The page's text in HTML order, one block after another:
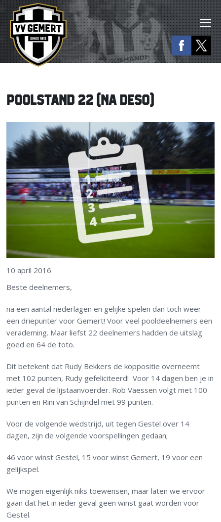
POOLSTAND 22 (NA DESO)
10 april 2016
Beste deelnemers,
na een aantal nederlagen en gelijke spelen dan toch weer
een driepunter voor Gemert! Voor veel pooldeelnemers een
verademing. Maar liefst 22 deelnemers hadden de uitslag
goed en 64 de toto.
Dit betekent dat Rudy Bekkers de koppositie overneemt
met 102 punten, Rudy gefeliciteerd! Voor 14 dagen ben je in
ieder geval de lijstaanvoerder. Rob Vaessen volgt met 100
punten en Rini van Schijndel met 99 punten.
Voor de volgende wedstrijd, uit tegen Gestel over 14
dagen, zijn de volgende voorspellingen gedaan;
46 voor winst Gestel, 15 voor winst Gemert, 19 voor een
gelijkspel.
We mogen eigenlijk niks toewensen, maar laten we ervoor
gaan dat het in ieder geval geen winst gaat worden voor
Gestel.